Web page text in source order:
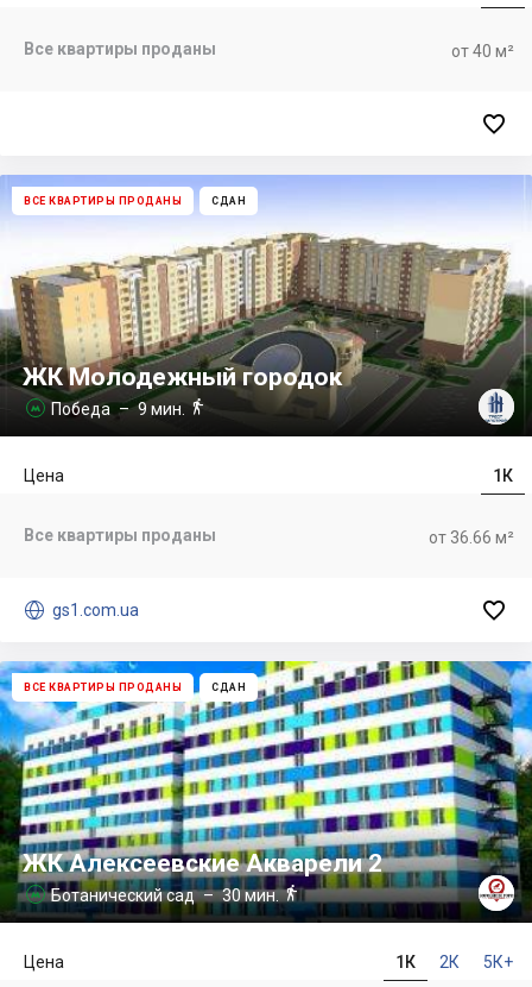
от 40 м²
Все квартиры проданы

ВСЕ КВАРТИРЫ ПРОДАНЫ СДАН
ЖК Молодежный городок
 Победа – 9 мин.
1К
Цена
от 36.66 м²
Все квартиры проданы
 gs1.com.ua 
ВСЕ КВАРТИРЫ ПРОДАНЫ СДАН
ЖК Алексеевские Акварели 2
 Ботанический сад– 30 мин.
1К 2К 5К+
Цена